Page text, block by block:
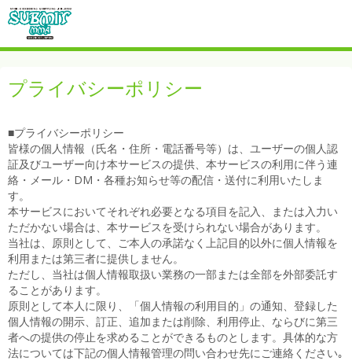
プライバシーポリシー
■プライバシーポリシー
皆様の個人情報（氏名・住所・電話番号等）は、ユーザーの個人認
証及びユーザー向け本サービスの提供、本サービスの利用に伴う連
絡・メール・DM・各種お知らせ等の配信・送付に利用いたしま
す。
本サービスにおいてそれぞれ必要となる項目を記入、または入力い
ただかない場合は、本サービスを受けられない場合があります。
当社は、原則として、ご本人の承諾なく上記目的以外に個人情報を
利用または第三者に提供しません。
ただし、当社は個人情報取扱い業務の一部または全部を外部委託す
ることがあります。
原則として本人に限り、「個人情報の利用目的」の通知、登録した
個人情報の開示、訂正、追加または削除、利用停止、ならびに第三
者への提供の停止を求めることができるものとします。具体的な方
法については下記の個人情報管理の問い合わせ先にご連絡ください｡